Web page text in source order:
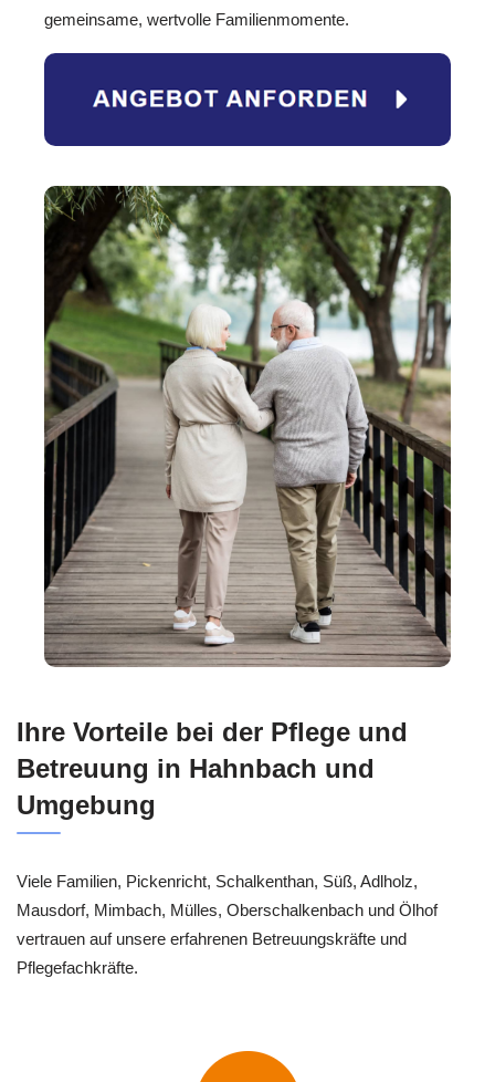
gemeinsame, wertvolle Familienmomente.
Ihre Vorteile bei der Pflege und
Betreuung in Hahnbach und
Umgebung
Viele Familien, Pickenricht, Schalkenthan, Süß, Adlholz,
Mausdorf, Mimbach, Mülles, Oberschalkenbach und Ölhof
vertrauen auf unsere erfahrenen Betreuungskräfte und
Pflegefachkräfte.